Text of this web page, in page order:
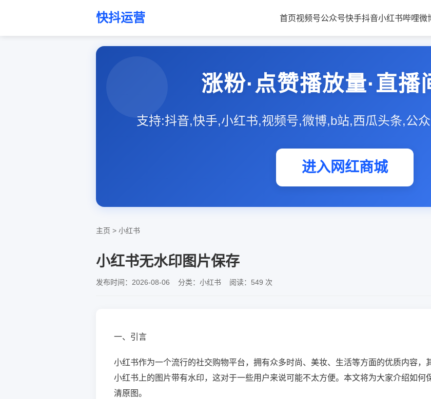
快抖运营 首页视频号公众号快手抖音小红书哔哩微
涨粉·点赞播放量·直播
支持:抖音,快手,小红书,视频号,微博,b站,西瓜头条,公众
进入网红商城
主页 > 小红书
小红书无水印图片保存
发布时间：2026-08-06 分类：小红书 阅读：549 次
一、引言
小红书作为一个流行的社交购物平台，拥有众多时尚、美妆、生活等方面的优质内容，
小红书上的图片带有水印，这对于一些用户来说可能不太方便。本文将为大家介绍如何
清原图。